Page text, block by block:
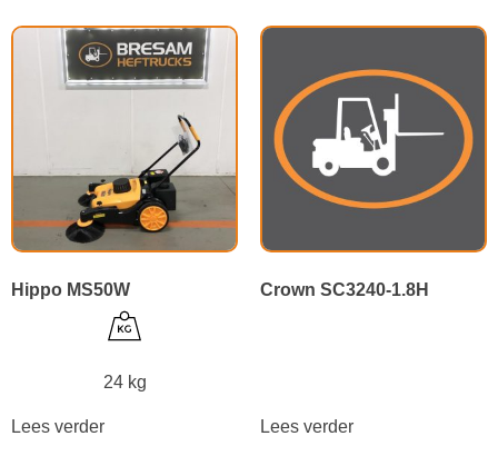
Hippo MS50W
24 kg
Lees verder
Crown SC3240-1.8H
Lees verder